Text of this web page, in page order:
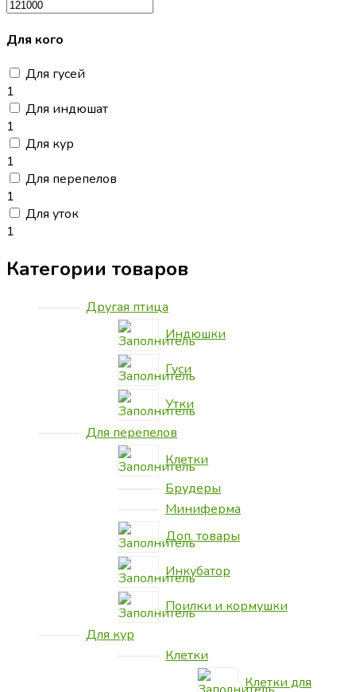
Для кого
Для гусей
1
Для индюшат
1
Для кур
1
Для перепелов
1
Для уток
1
Категории товаров
Другая птица
Индюшки
Гуси
Утки
Для перепелов
Клетки
Брудеры
Миниферма
Доп. товары
Инкубатор
Поилки и кормушки
Для кур
Клетки
Клетки для